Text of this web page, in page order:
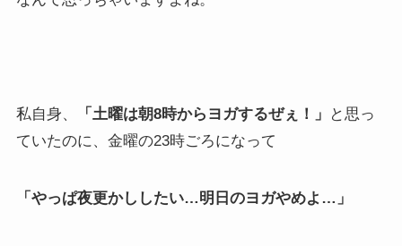
私自身、 「土曜は朝8時からヨガするぜぇ！」
と思っ
ていたのに、金曜の23時ごろになって
「やっぱ夜更かししたい…明日のヨガやめよ…」